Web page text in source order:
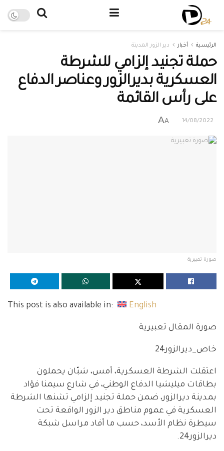
الرئيسية أخبار دير الزور المدينة
حملة تجنيد إلزامي للشرطة
العسكرية بديرالزور وعناصر الدفاع
على رأس القائمة
14/08/2022
A
A
صورة تعبيرية
This post is also available in: English
صورة المقال تعبيرية
خاص_ديرالزور24
اعتقلت الشرطة العسكرية، أمس، شبّان يحملون
بطاقات ميليشيا الدفاع الوطني، في شارع سيمنا فؤاد
بمدينة ديرالزور، ضمن حملة تجنيد إلزامي تشنها الشرطة
العسكرية في عموم مناطق دير الزور الواقعة تحت
سيطرة نظام الأسد، حسب ما أفاد مراسل شبكة
ديرالزور24.